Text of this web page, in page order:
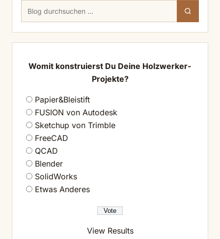
Suchen
Womit konstruierst Du Deine Holzwerker-
Projekte?
Papier&Bleistift
FUSION von Autodesk
Sketchup von Trimble
FreeCAD
QCAD
Blender
SolidWorks
Etwas Anderes
View Results